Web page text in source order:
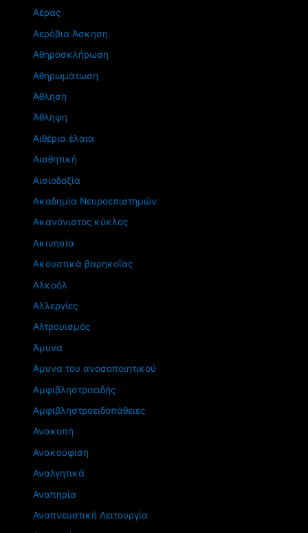
Αέρας
Αερόβια Άσκηση
Αθηροσκλήρωση
Αθηρωμάτωση
Άθληση
Άθληψη
Αιθέρια έλαια
Αισθητική
Αισιοδοξία
Ακαδημία Νευροεπιστημών
Ακανόνιστος κύκλος
Ακινησία
Ακουστικά βαρηκοΐας
Αλκοόλ
Αλλεργίες
Αλτρουισμός
Άμυνα
Άμυνα του ανοσοποιητικού
Αμφιβληστροειδής
Αμφιβληστροειδοπάθειες
Ανακοπή
Ανακούφιση
Αναλγητικά
Αναπηρία
Αναπνευστική Λειτουργία